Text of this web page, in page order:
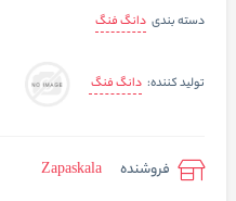
دسته بندی دانگ فنگ
تولید کننده: دانگ فنگ
فروشنده
Zapaskala